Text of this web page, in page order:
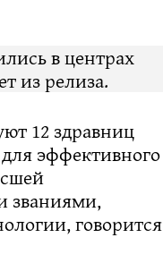
в центрах
из релиза.
12 здравниц
эффективного
званиями,
говорится